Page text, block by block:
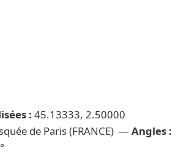
: 45.13333, 2.50000
de Paris (FRANCE) — Angles :